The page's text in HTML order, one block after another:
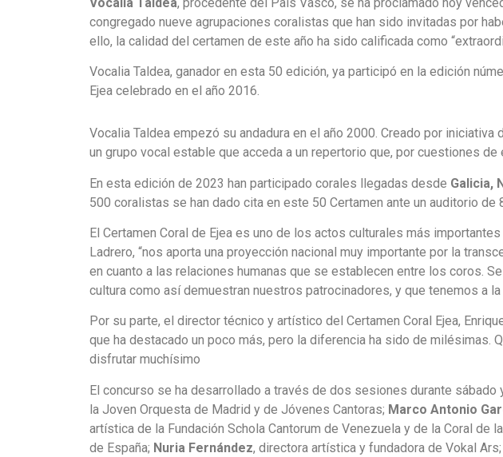
congregado nueve agrupaciones coralistas que han sido invitadas por
ello, la calidad del certamen de este año ha sido calificada como
Vocalia Taldea, ganador en esta 50 edición, ya participó en la edición
Ejea celebrado en el año 2016.
Vocalia Taldea empezó su andadura en el año 2000. Creado por
un grupo vocal estable que acceda a un repertorio que, por cuestiones
En esta edición de 2023 han participado corales llegadas desde Galicia,
500 coralistas se han dado cita en este 50 Certamen ante un auditorio
El Certamen Coral de Ejea es uno de los actos culturales más
Ladrero, “nos aporta una proyección nacional muy importante por la
en cuanto a las relaciones humanas que se establecen entre los coros.
cultura como así demuestran nuestros patrocinadores, y que tenemos a
Por su parte, el director técnico y artístico del Certamen Coral Ejea,
que ha destacado un poco más, pero la diferencia ha sido de milésimas.
disfrutar muchísimo
El concurso se ha desarrollado a través de dos sesiones durante
la Joven Orquesta de Madrid y de Jóvenes Cantoras; Marco Antonio
artística de la Fundación Schola Cantorum de Venezuela y de la Coral de
de España; Nuria Fernández, directora artística y fundadora de Vokal